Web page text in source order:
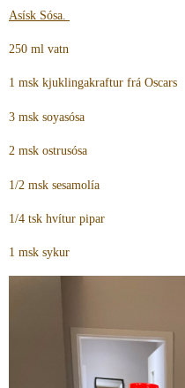
Asísk Sósa.
250 ml vatn
1 msk kjuklingakraftur frá Oscars
3 msk soyasósa
2 msk ostrusósa
1/2 msk sesamolía
1/4 tsk hvítur pipar
1 msk sykur